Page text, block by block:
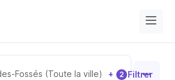
Fossés (Toute la ville) + 2 Filtrer